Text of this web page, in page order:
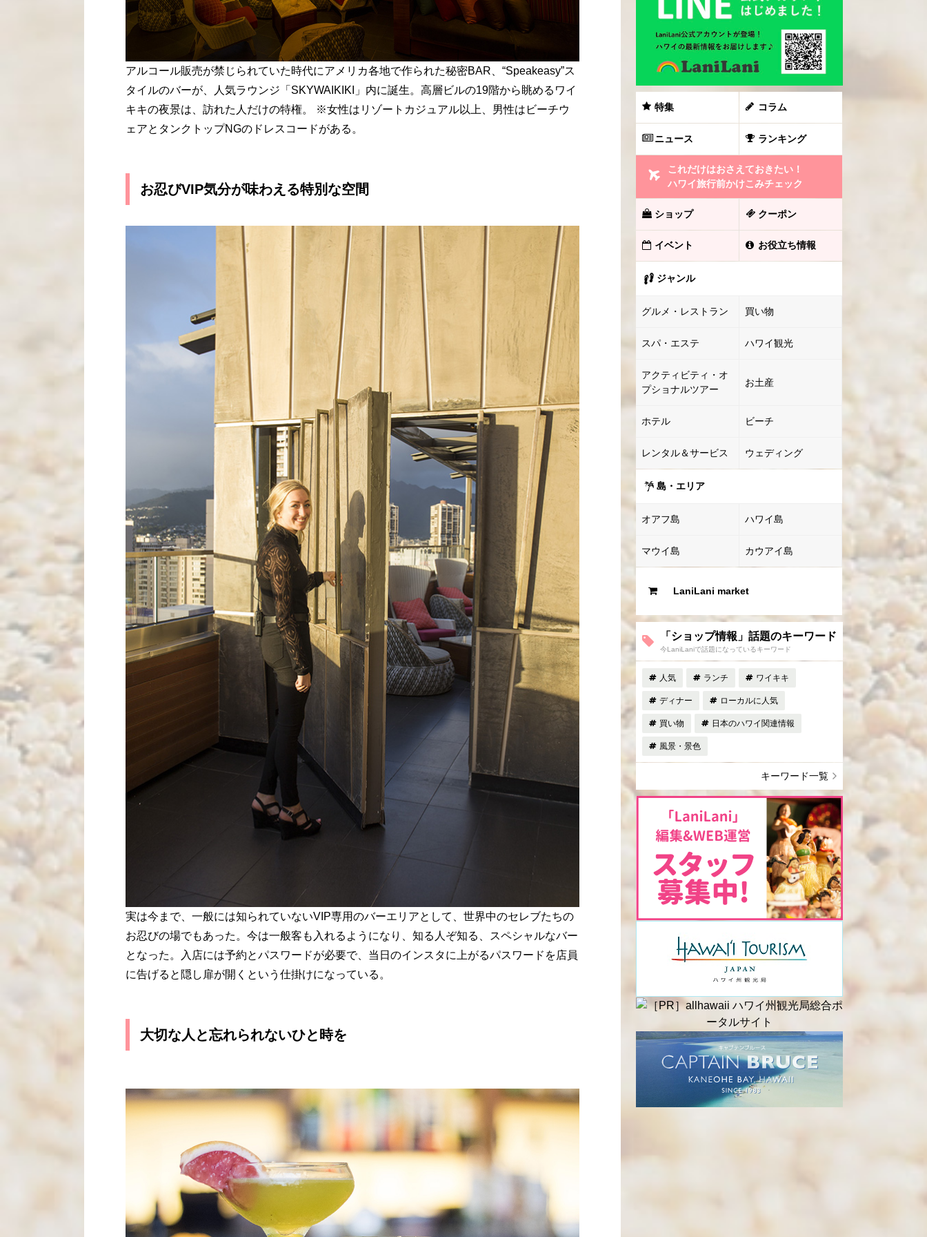
アルコール販売が禁じられていた時代にアメリカ各地で作られた秘密BAR、“Speakeasy”ス
タイルのバーが、人気ラウンジ「SKYWAIKIKI」内に誕生。高層ビルの19階から眺めるワイ
キキの夜景は、訪れた人だけの特権。 ※女性はリゾートカジュアル以上、男性はビーチウ
ェアとタンクトップNGのドレスコードがある。
お忍びVIP気分が味わえる特別な空間
実は今まで、一般には知られていないVIP専用のバーエリアとして、世界中のセレブたちの
お忍びの場でもあった。今は一般客も入れるようになり、知る人ぞ知る、スペシャルなバー
となった。入店には予約とパスワードが必要で、当日のインスタに上がるパスワードを店員
に告げると隠し扉が開くという仕掛けになっている。
大切な人と忘れられないひと時を
特集 コラム
ニュース ランキング
これだけはおさえておきたい！
ハワイ旅行前かけこみチェック
ショップ クーポン
イベント お役立ち情報
ジャンル
グルメ・レストラン 買い物
スパ・エステ ハワイ観光
アクティビティ・オ
プショナルツアー
お土産
ホテル ビーチ
レンタル＆サービス ウェディング
島・エリア
オアフ島 ハワイ島
マウイ島 カウアイ島
LaniLani market
「ショップ情報」話題のキーワード
今LaniLaniで話題になっているキーワード
人気 ランチ ワイキキ
ディナー ローカルに人気
買い物 日本のハワイ関連情報
風景・景色
キーワード一覧